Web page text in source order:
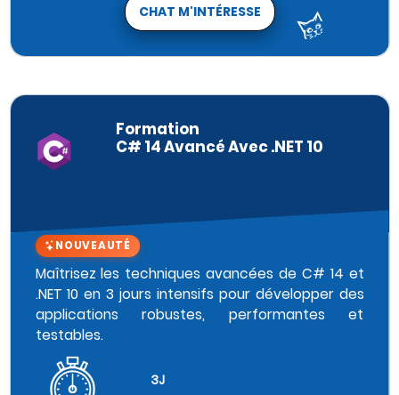
CHAT M'INTÉRESSE
Formation
C# 14 Avancé Avec .NET 10
NOUVEAUTÉ
Maîtrisez les techniques avancées de C# 14 et
.NET 10 en 3 jours intensifs pour développer des
applications robustes, performantes et
testables.
3J